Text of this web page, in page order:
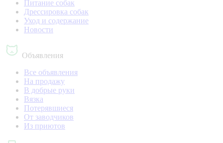
Питание собак
Дрессировка собак
Уход и содержание
Новости
Объявления
Все объявления
На продажу
В добрые руки
Вязка
Потерявшиеся
От заводчиков
Из приютов